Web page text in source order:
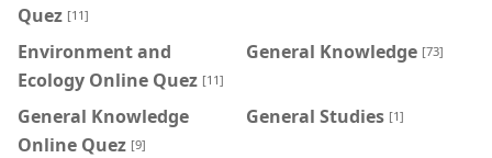
Quez [11]
Environment and
Ecology Online Quez [11]
General Knowledge [73]
General Knowledge
Online Quez [9]
General Studies [1]